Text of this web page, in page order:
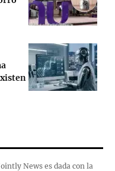
News es dada con la